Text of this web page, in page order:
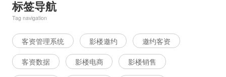
标签导航
Tag navigation
客资管理系统 影楼邀约 邀约客资
客资数据 影楼电商 影楼销售